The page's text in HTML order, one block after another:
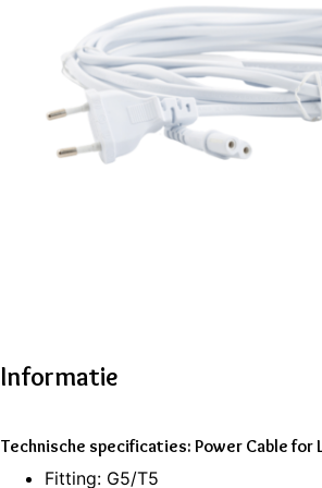
Informatie
Technische specificaties: Power Cable for
Fitting: G5/T5